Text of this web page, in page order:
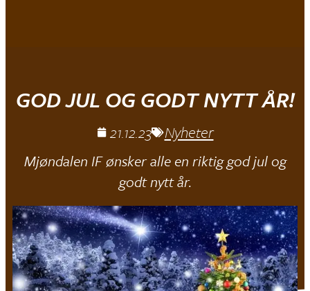
GOD JUL OG GODT NYTT ÅR!
21.12.23 Nyheter
Mjøndalen IF ønsker alle en riktig god jul og
godt nytt år.